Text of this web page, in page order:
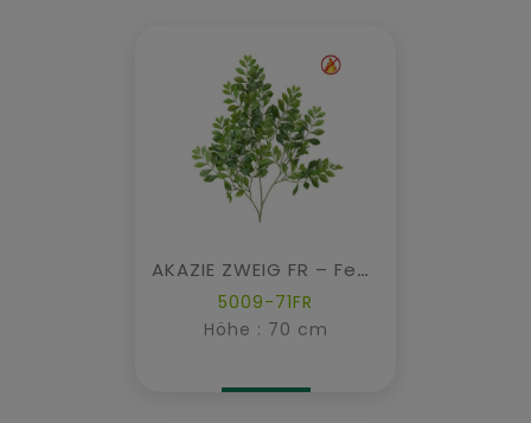
AKAZIE ZWEIG FR – Feuerbeständig
5009-71FR
Höhe : 70 cm